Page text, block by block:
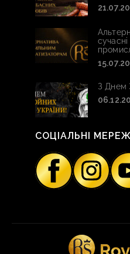
З Днем
СОЦІАЛЬНІ МЕРЕЖІ